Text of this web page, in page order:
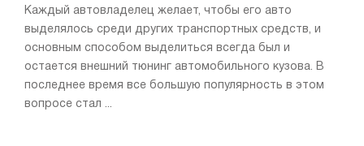
Каждый автовладелец желает, чтобы его авто
выделялось среди других транспортных средств, и
основным способом выделиться всегда был и
остается внешний тюнинг автомобильного кузова. В
последнее время все большую популярность в этом
вопросе стал ...